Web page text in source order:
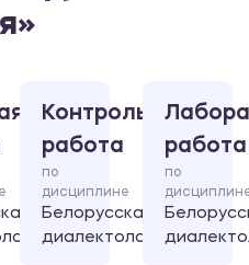
Контрольная
работа
по
дисциплине
Белорусская
диалектология
работа
по